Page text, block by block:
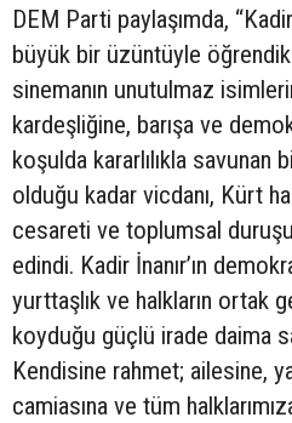
DEM Parti paylaşımda,
büyük bir üzüntüyle öğrendik.
sinemanın unutulmaz
kardeşliğine, barışa ve
koşulda kararlılıkla savunan
olduğu kadar vicdanı, Kürt
cesareti ve toplumsal
edindi. Kadir İnanır’ın
yurttaşlık ve halkların ortak
koyduğu güçlü irade daima
Kendisine rahmet; ailesine,
camiasına ve tüm